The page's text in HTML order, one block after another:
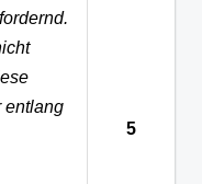
entlang
5